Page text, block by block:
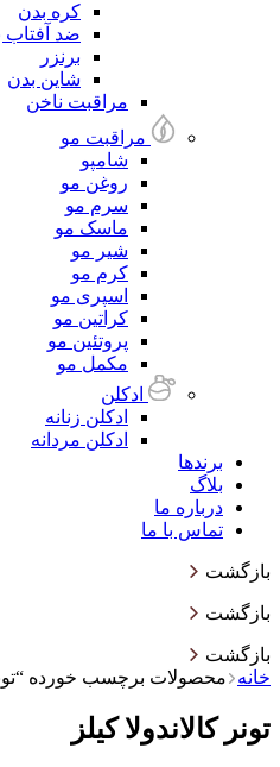
کره بدن
ضد آفتاب
برنزر
شاین بدن
مراقبت ناخن
مراقبت مو
شامپو
روغن مو
سرم مو
ماسک مو
شیر مو
کرم مو
اسپری مو
کراتین مو
پروتئین مو
مکمل مو
ادکلن
ادکلن زنانه
ادکلن مردانه
برندها
بلاگ
درباره ما
تماس با ما
بازگشت
بازگشت
بازگشت
خانه
محصولات برچسب خورده “تونر
تونر کالاندولا کیلز